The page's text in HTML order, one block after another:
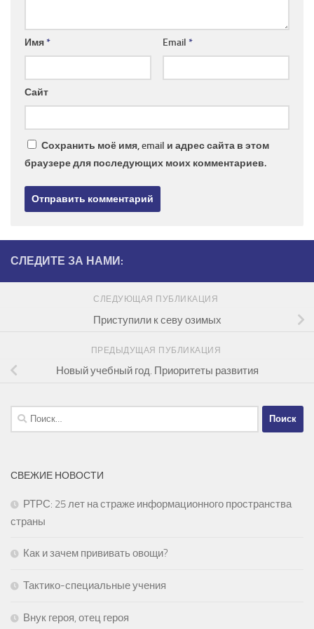
Имя* Email *
Сайт
Сохранить моё имя, email и адрес сайта в этом
браузере для последующих моих комментариев.
СЛЕДИТЕ ЗА НАМИ:
СЛЕДУЮЩАЯ ПУБЛИКАЦИЯ
Приступили к севу озимых
ПРЕДЫДУЩАЯ ПУБЛИКАЦИЯ
Новый учебный год. Приоритеты развития
Найти:
СВЕЖИЕ НОВОСТИ
РТРС: 25 лет на страже информационного пространства
страны
Как и зачем прививать овощи?
Тактико-специальные учения
Внук героя, отец героя